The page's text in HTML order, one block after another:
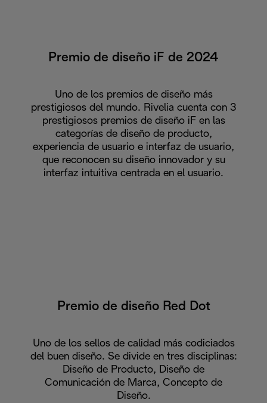
Premio de diseño iF de 2024
Uno de los premios de diseño más
prestigiosos del mundo. Rivelia cuenta con 3
prestigiosos premios de diseño iF en las
categorías de diseño de producto,
experiencia de usuario e interfaz de usuario,
que reconocen su diseño innovador y su
interfaz intuitiva centrada en el usuario.
Premio de diseño Red Dot
Uno de los sellos de calidad más codiciados
del buen diseño. Se divide en tres disciplinas:
Diseño de Producto, Diseño de
Comunicación de Marca, Concepto de
Diseño.